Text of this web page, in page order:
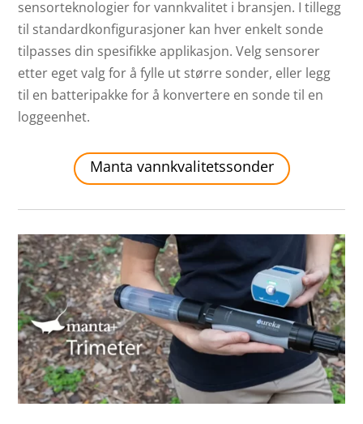
sensorteknologier for vannkvalitet i bransjen. I tillegg
til standardkonfigurasjoner kan hver enkelt sonde
tilpasses din spesifikke applikasjon. Velg sensorer
etter eget valg for å fylle ut større sonder, eller legg
til en batteripakke for å konvertere en sonde til en
loggeenhet.
Manta vannkvalitetssonder